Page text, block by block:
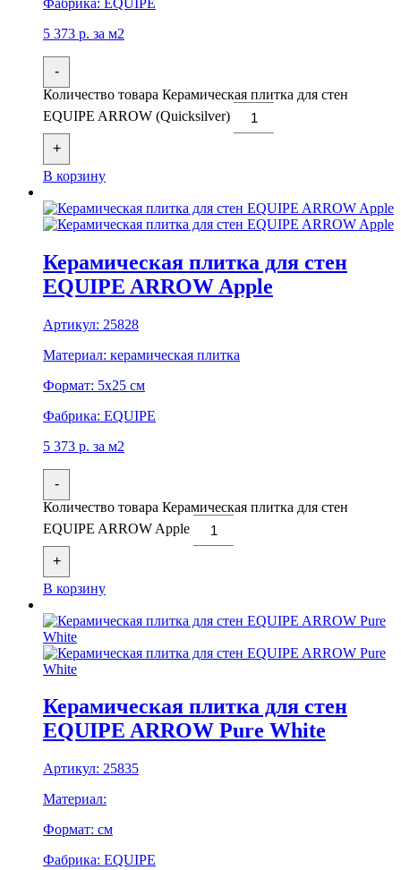
5 373 р. за м2
-
Количество товара Керамическая плитка для стен
EQUIPE ARROW (Quicksilver)
+
В корзину
Керамическая плитка для стен
EQUIPE ARROW Apple
Артикул: 25828
Материал: керамическая плитка
Формат: 5x25 см
Фабрика: EQUIPE
5 373 р. за м2
-
Количество товара Керамическая плитка для стен
EQUIPE ARROW Apple
+
В корзину
Керамическая плитка для стен
EQUIPE ARROW Pure White
Артикул: 25835
Материал:
Формат: см
Фабрика: EQUIPE